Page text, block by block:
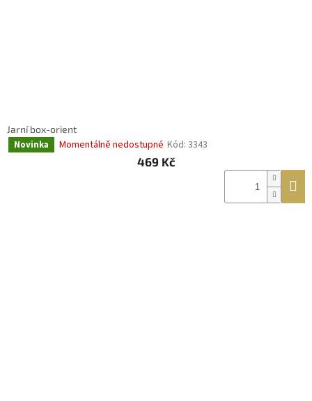
Jarní box-orient
Novinka Momentálně nedostupné Kód: 3343
469 Kč